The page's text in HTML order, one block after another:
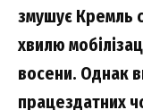
змушує Кремль
хвилю
восени. Однак
працездатних